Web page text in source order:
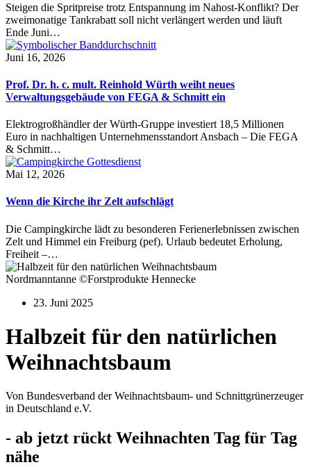
Steigen die Spritpreise trotz Entspannung im Nahost-Konflikt? Der
zweimonatige Tankrabatt soll nicht verlängert werden und läuft
Ende Juni…
Juni 16, 2026
Prof. Dr. h. c. mult. Reinhold Würth weiht neues
Verwaltungsgebäude von FEGA & Schmitt ein
Elektrogroßhändler der Würth-Gruppe investiert 18,5 Millionen
Euro in nachhaltigen Unternehmensstandort Ansbach – Die FEGA
& Schmitt…
Mai 12, 2026
Wenn die Kirche ihr Zelt aufschlägt
Die Campingkirche lädt zu besonderen Ferienerlebnissen zwischen
Zelt und Himmel ein Freiburg (pef). Urlaub bedeutet Erholung,
Freiheit –…
Nordmanntanne ©Forstprodukte Hennecke
23. Juni 2025
Halbzeit für den natürlichen
Weihnachtsbaum
Von Bundesverband der Weihnachtsbaum- und Schnittgrünerzeuger
in Deutschland e.V.
- ab jetzt rückt Weihnachten Tag für Tag
nähe